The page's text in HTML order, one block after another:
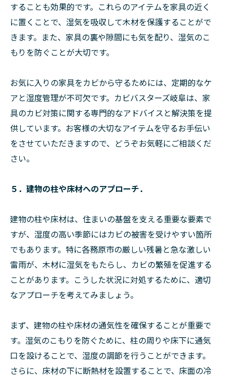
することも効果的です。これらのアイテムを家具の近く
に置くことで、湿気を吸収して木材を保護することがで
きます。また、家具の裏や隙間にも気を配り、湿気のこ
もりを防ぐことが大切です。
お気に入りの家具をカビから守るためには、定期的なケ
アと湿度管理が不可欠です。カビバスターズ岐阜は、家
具のカビ対策に関する専門的なアドバイスと解決策を提
供しています。お客様の大切なアイテムを守るお手伝い
をさせていただきますので、どうぞお気軽にご相談くだ
さい。
５．建物の柱や床材へのアプローチ．
建物の柱や床材は、住まいの基盤を支える重要な要素で
すが、湿度の高い季節にはカビの被害を受けやすい箇所
でもあります。特に各務原市の厳しい残暑と急な激しい
雷雨が、木材に湿気をもたらし、カビの繁殖を促進する
ことがあります。こうした状況に対処するために、適切
なアプローチを考えてみましょう。
まず、建物の柱や床材の通気性を確保することが重要で
す。湿気のこもりを防ぐために、柱の周りや床下に通気
口を設けることで、湿度の調節を行うことができます。
さらに、床材の下に断熱材を設置することで、床面の冷